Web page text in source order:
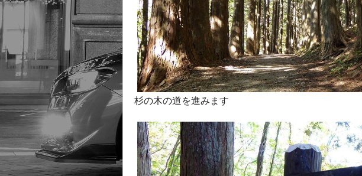
杉の木の道を進みます